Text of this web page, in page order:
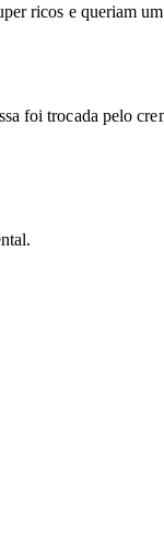
ricos e queriam
foi trocada pelo